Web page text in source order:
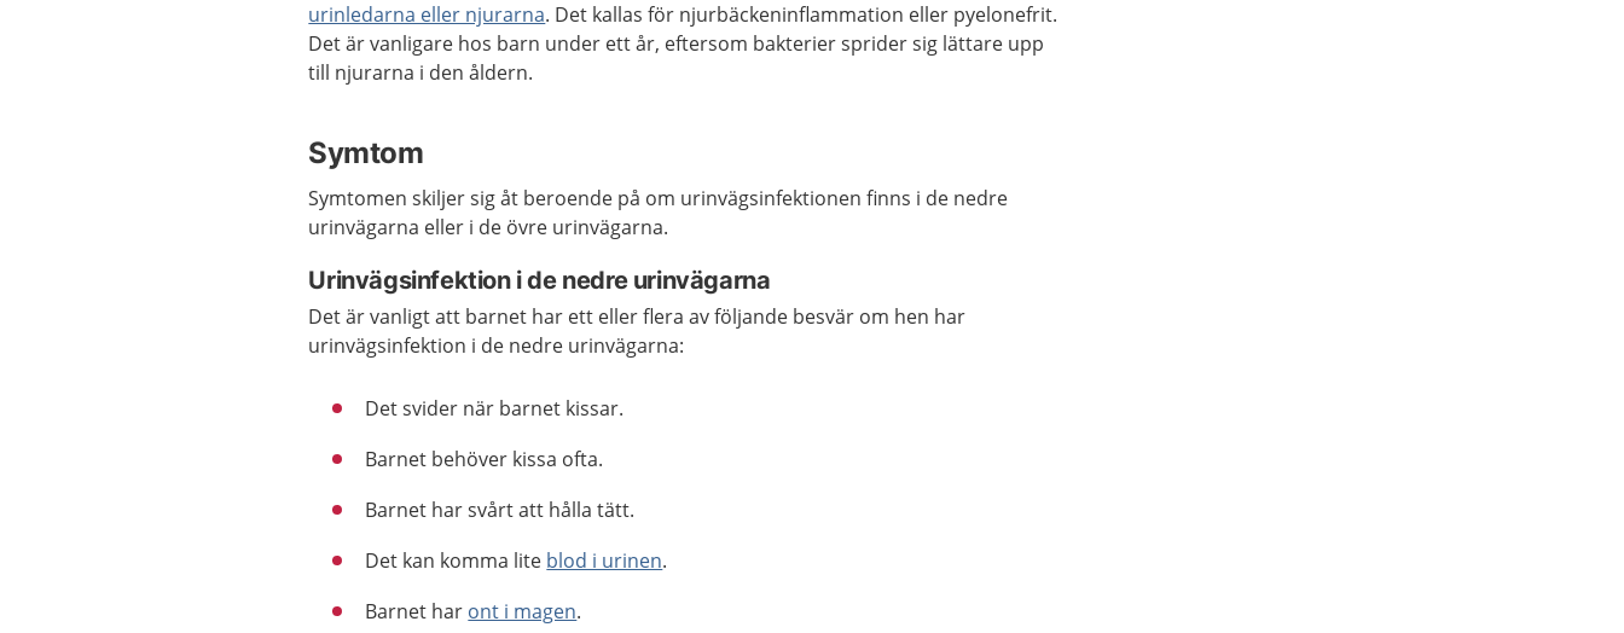
urinledarna eller njurarna. Det kallas för njurbäckeninflammation eller pyelonefrit.
Det är vanligare hos barn under ett år, eftersom bakterier sprider sig lättare upp
till njurarna i den åldern.
Symtom
Symtomen skiljer sig åt beroende på om urinvägsinfektionen finns i de nedre
urinvägarna eller i de övre urinvägarna.
Urinvägsinfektion i de nedre urinvägarna
Det är vanligt att barnet har ett eller flera av följande besvär om hen har
urinvägsinfektion i de nedre urinvägarna:
Det svider när barnet kissar.
Barnet behöver kissa ofta.
Barnet har svårt att hålla tätt.
Det kan komma lite blod i urinen.
Barnet har ont i magen.